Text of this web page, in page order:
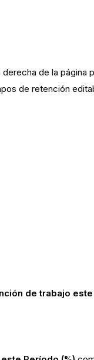
de la página
de retención
de trabajo